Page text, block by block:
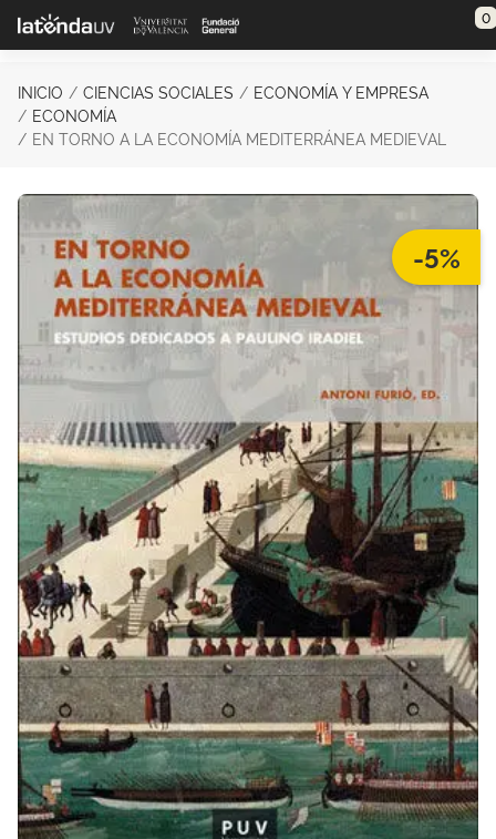
Saltar al contenido principal 0
INICIO CIENCIAS SOCIALES
ECONOMÍA Y EMPRESA
ECONOMÍA
EN TORNO A LA ECONOMÍA MEDITERRÁNEA MEDIEVAL
-5%